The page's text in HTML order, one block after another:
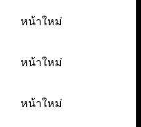
หน้าใหม่
หน้าใหม่
หน้าใหม่